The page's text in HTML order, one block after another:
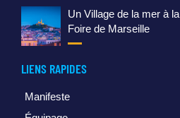
Un Village de la mer à la
Foire de Marseille
LIENS RAPIDES
Manifeste